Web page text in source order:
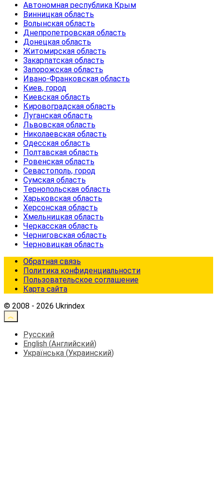
Автономная республика Крым
Винницкая область
Волынская область
Днепропетровская область
Донецкая область
Житомирская область
Закарпатская область
Запорожская область
Ивано-Франковская область
Киев, город
Киевская область
Кировоградская область
Луганская область
Львовская область
Николаевская область
Одесская область
Полтавская область
Ровенская область
Севастополь, город
Сумская область
Тернопольская область
Харьковская область
Херсонская область
Хмельницкая область
Черкасская область
Черниговская область
Черновицкая область
Обратная связь
Политика конфиденциальности
Пользовательское соглашение
Карта сайта
© 2008 - 2026 Ukrindex
Русский
English (Английский)
Українська (Украинский)